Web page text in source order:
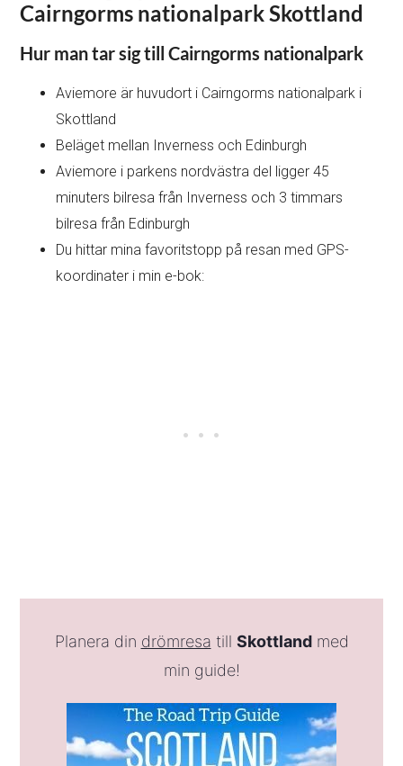
Cairngorms nationalpark Skottland
Hur man tar sig till Cairngorms nationalpark
Aviemore är huvudort i Cairngorms nationalpark i
Skottland
Beläget mellan Inverness och Edinburgh
Aviemore i parkens nordvästra del ligger 45
minuters bilresa från Inverness och 3 timmars
bilresa från Edinburgh
Du hittar mina favoritstopp på resan med GPS-
koordinater i min e-bok:
Planera din drömresa till Skottlandmed
min guide!